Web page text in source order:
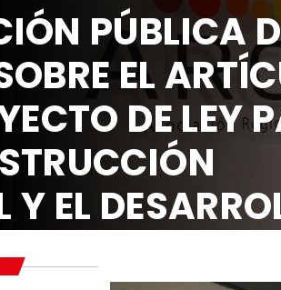
PÚBLICA
EL
DE LEY
EL
Y SOCIAL